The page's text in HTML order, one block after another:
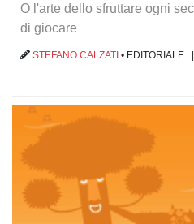
O l'arte dello sfruttare ogni
di giocare
STEFANO CALZATI • EDITORIALE